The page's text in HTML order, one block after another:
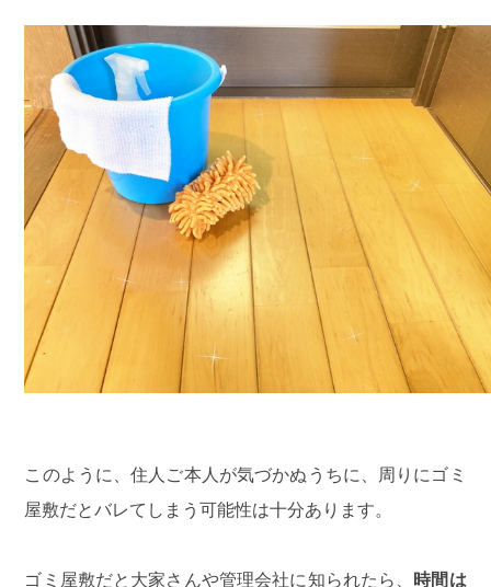
このように、住人ご本人が気づかぬうちに、周りにゴミ
屋敷だとバレてしまう可能性は十分あります。
ゴミ屋敷だと大家さんや管理会社に知られたら、 時間は